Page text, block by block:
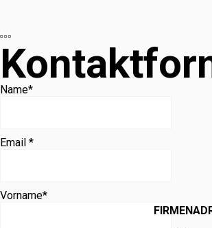
Name*
Email *
Vorname*